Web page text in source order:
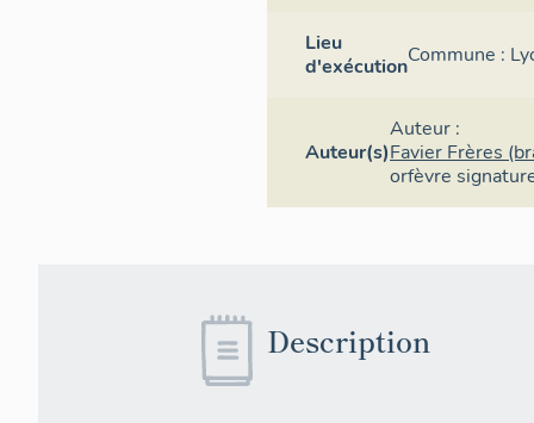
Lieu
d'exécutionCommune :
Auteur(s)
Auteur :
Favier Frères
orfèvre
Description